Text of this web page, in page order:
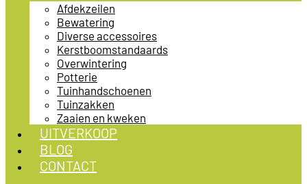
Afdekzeilen
Bewatering
Diverse accessoires
Kerstboomstandaards
Overwintering
Potterie
Tuinhandschoenen
Tuinzakken
Zaaien en kweken
UITVERKOOP
BLOG
CONTACT